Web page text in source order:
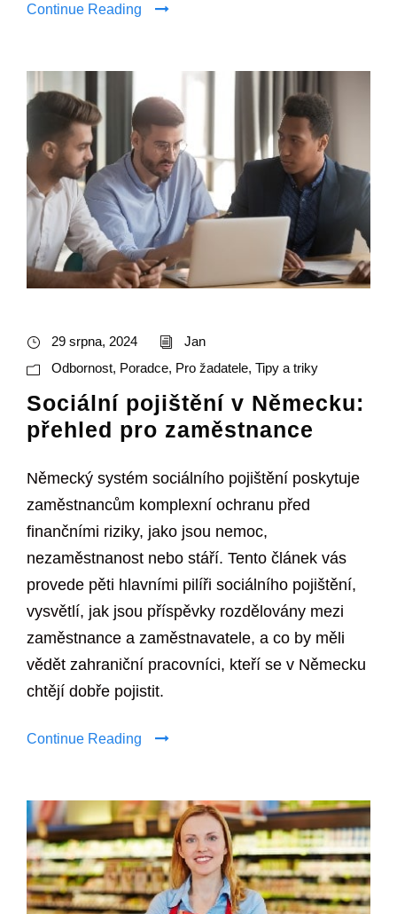
Continue Reading
29 srpna, 2024
Jan
Odbornost, Poradce, Pro žadatele, Tipy a triky
Sociální pojištění v Německu:
přehled pro zaměstnance
Německý systém sociálního pojištění poskytuje
zaměstnancům komplexní ochranu před
finančními riziky, jako jsou nemoc,
nezaměstnanost nebo stáří. Tento článek vás
provede pěti hlavními pilíři sociálního pojištění,
vysvětlí, jak jsou příspěvky rozdělovány mezi
zaměstnance a zaměstnavatele, a co by měli
vědět zahraniční pracovníci, kteří se v Německu
chtějí dobře pojistit.
Continue Reading